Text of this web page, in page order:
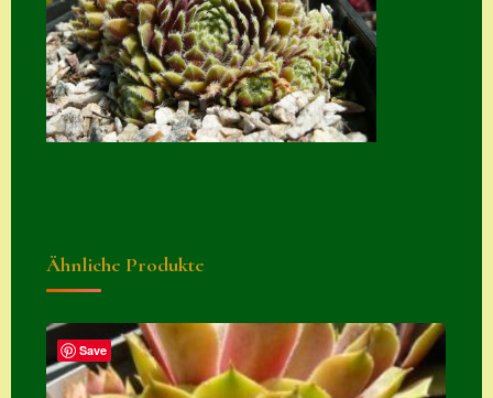
Translator
Versand
Versand von
Semps
Zahlung
Zahlungs- &
Ähnliche Produkte
Save